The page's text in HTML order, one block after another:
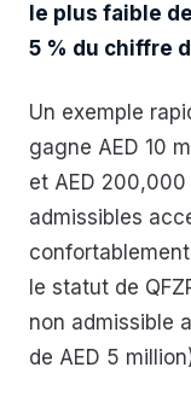
le plus faible
5 % du chiffre
Un exemple
gagne AED 10
et AED
admissibles
le statut de
non admissible
de AED 5